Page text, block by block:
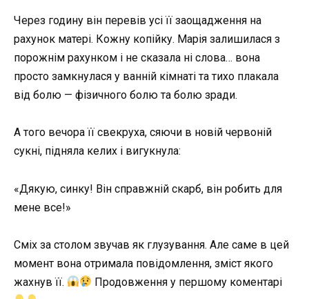
Через годину він перевів усі її заощадження на
рахунок матері. Кожну копійку. Марія залишилася з
порожнім рахунком і не сказала ні слова… вона
просто замкнулася у ванній кімнаті та тихо плакала
від болю — фізичного болю та болю зради.
А того вечора її свекруха, сяючи в новій червоній
сукні, підняла келих і вигукнула:
«Дякую, синку! Він справжній скарб, він робить для
мене все!»
Сміх за столом звучав як глузування. Але саме в цей
момент вона отримала повідомлення, зміст якого
жахнув її.
Продовження у першому коментарі